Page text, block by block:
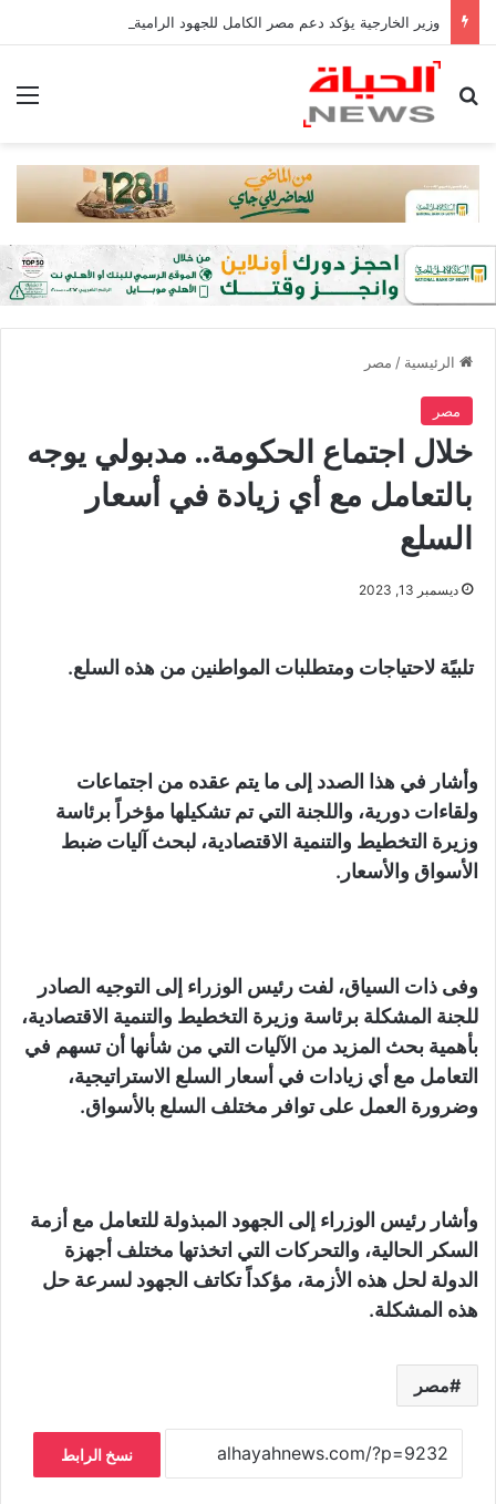
بحث عن
الرئيسية / مصر
مصر
خلال اجتماع الحكومة.. مدبولي يوجه
بالتعامل مع أي زيادة في أسعار
السلع
ديسمبر 13, 2023
تلبيًة لاحتياجات ومتطلبات المواطنين من هذه السلع.
وأشار في هذا الصدد إلى ما يتم عقده من اجتماعات
ولقاءات دورية، واللجنة التي تم تشكيلها مؤخراً برئاسة
وزيرة التخطيط والتنمية الاقتصادية، لبحث آليات ضبط
الأسواق والأسعار.
وفى ذات السياق، لفت رئيس الوزراء إلى التوجيه الصادر
للجنة المشكلة برئاسة وزيرة التخطيط والتنمية الاقتصادية،
بأهمية بحث المزيد من الآليات التي من شأنها أن تسهم في
التعامل مع أي زيادات في أسعار السلع الاستراتيجية،
وضرورة العمل على توافر مختلف السلع بالأسواق.
وأشار رئيس الوزراء إلى الجهود المبذولة للتعامل مع أزمة
السكر الحالية، والتحركات التي اتخذتها مختلف أجهزة
الدولة لحل هذه الأزمة، مؤكداً تكاتف الجهود لسرعة حل
هذه المشكلة.
مصر
نسخ الرابط